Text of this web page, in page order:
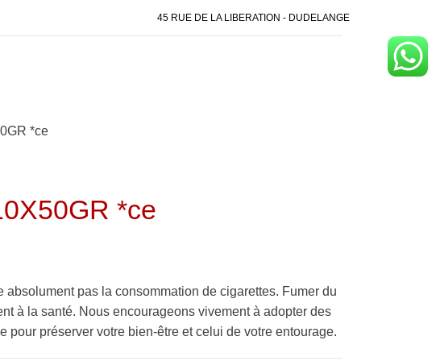
45 RUE DE LA LIBERATION - DUDELANGE
*ce
*ce
absolument pas la consommation de cigarettes. Fumer du
à la santé. Nous encourageons vivement à adopter des
pour préserver votre bien-être et celui de votre entourage.